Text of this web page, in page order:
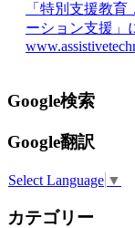
「特別支援教
ーション支援」
Google検索
Google翻訳
Select Language ▼
カテゴリー